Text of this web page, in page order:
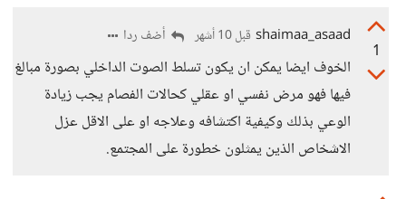
1
shaimaa_asaad قبل 10 أشهر أضف ردا
الخوف ايضا يمكن ان يكون تسلط الصوت الداخلي بصورة مبالغ
فيها فهو مرض نفسي او عقلي كحالات الفصام يجب زيادة
الوعي بذلك وكيفية اكتشافه وعلاجه او على الاقل عزل
الاشخاص الذين يمثلون خطورة على المجتمع.